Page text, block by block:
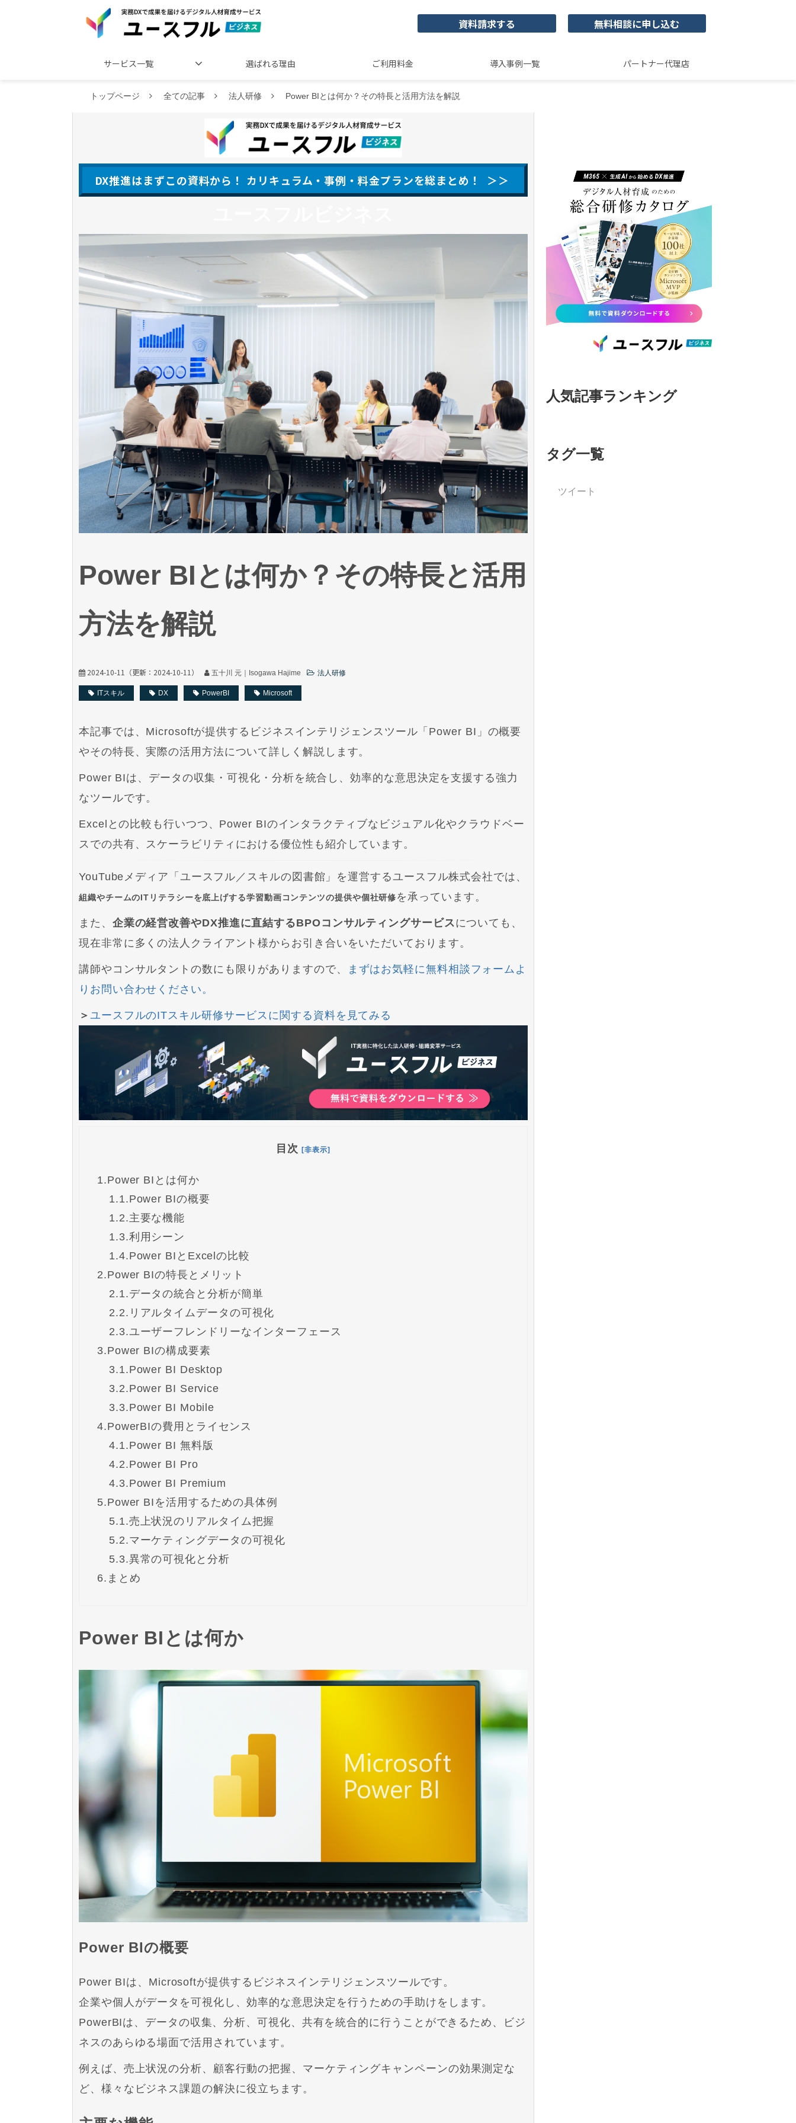
資料請求する 無料相談に申し込む
サービス一覧 選ばれる理由 ご利用料金 導入事例一覧 パートナー代理店
トップページ 全ての記事 法人研修 Power BIとは何か？その特長と活用方法を解説
DX推進はまずこの資料から！ カリキュラム・事例・料金プランを総まとめ！ ＞＞
Power BIとは何か？その特長と活用
方法を解説
2024-10-11 （更新： 2024-10-11 ） 五十川 元｜Isogawa Hajime 法人研修
ITスキル DX PowerBI Microsoft
本記事では、Microsoftが提供するビジネスインテリジェンスツール「Power BI」の概要
やその特長、実際の活用方法について詳しく解説します。
Power BIは、データの収集・可視化・分析を統合し、効率的な意思決定を支援する強力
なツールです。
Excelとの比較も行いつつ、Power BIのインタラクティブなビジュアル化やクラウドベー
スでの共有、スケーラビリティにおける優位性も紹介しています。
YouTubeメディア「ユースフル／スキルの図書館」を運営するユースフル株式会社では、
組織やチームのITリテラシーを底上げする学習動画コンテンツの提供や個社研修を承っています。
また、 企業の経営改善やDX推進に直結するBPOコンサルティングサービスについても、
現在非常に多くの法人クライアント様からお引き合いをいただいております。
講師やコンサルタントの数にも限りがありますので、
まずはお気軽に無料相談フォームよ
りお問い合わせください。
＞ ユースフルのITスキル研修サービスに関する資料を見てみる
目次 [非表示]
1.Power BIとは何か
1.1.Power BIの概要
1.2.主要な機能
1.3.利用シーン
1.4.Power BIとExcelの比較
2.Power BIの特長とメリット
2.1.データの統合と分析が簡単
2.2. リアルタイムデータの可視化
2.3.ユーザーフレンドリーなインターフェース
3.Power BIの構成要素
3.1.Power BI Desktop
3.2.Power BI Service
3.3.Power BI Mobile
4.PowerBIの費用とライセンス
4.1.Power BI 無料版
4.2.Power BI Pro
4.3.Power BI Premium
5.Power BIを活用するための具体例
5.1.売上状況のリアルタイム把握
5.2.マーケティングデータの可視化
5.3.異常の可視化と分析
6. まとめ
Power BIとは何か
Power BIの概要
Power BIは、Microsoftが提供するビジネスインテリジェンスツールです。
企業や個人がデータを可視化し、効率的な意思決定を行うための手助けをします。
PowerBIは、データの収集、分析、可視化、共有を統合的に行うことができるため、ビジ
ネスのあらゆる場面で活用されています。
例えば、売上状況の分析、顧客行動の把握、マーケティングキャンペーンの効果測定な
ど、様々なビジネス課題の解決に役立ちます。
人気記事ランキング
タグ一覧
ツイート